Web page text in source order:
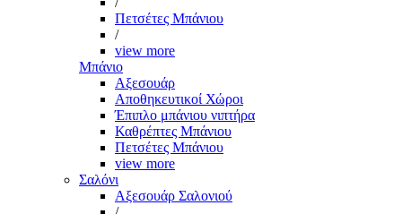
Πετσέτες Μπάνιου
/
view more
Μπάνιο
Αξεσουάρ
Αποθηκευτικοί Χώροι
Έπιπλο μπάνιου νιπτήρα
Καθρέπτες Μπάνιου
Πετσέτες Μπάνιου
view more
Σαλόνι
Αξεσουάρ Σαλονιού